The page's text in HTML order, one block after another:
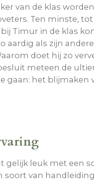
van de klas
Ten minste, tot
Timur in de klas
aardig als zijn andere
doet hij zo
meteen de
gaan: het blijmaken
gelijk leuk met een
soort van